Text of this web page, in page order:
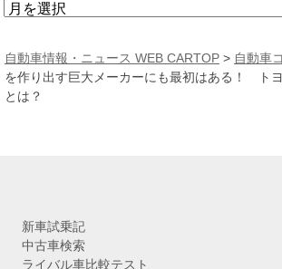
ア
カ
イ
ブ
自動車情報・ニュース WEB CARTOP > 自動車
を作り出す巨大メーカーにも最初はある！ ト
とは？
新車試乗記
中古車検索
ライバル車比較テスト